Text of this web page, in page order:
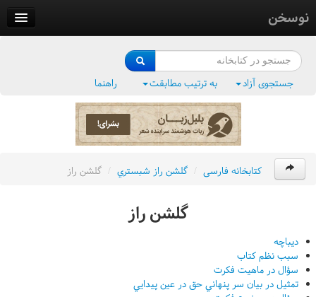
نوسخن
فرهنگ واژگان
جستجوی آزاد به ترتیب مطابقت راهنما
کتابخانه فارسی / گلشن راز شبستري / گلشن راز
گلشن راز
ديباچه
سبب نظم کتاب
سؤال در ماهيت فکرت
تمثيل در بيان سر پنهاني حق در عين پيدايي